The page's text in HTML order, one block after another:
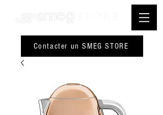
Contacter un SMEG STORE